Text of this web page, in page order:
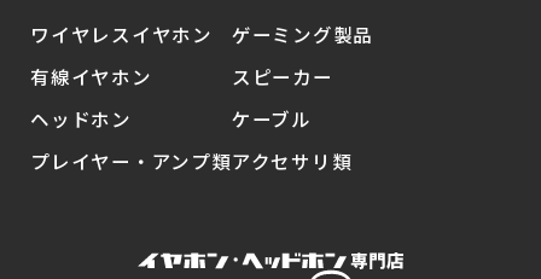
ワイヤレスイヤホン
有線イヤホン
ヘッドホン
プレイヤー・アンプ類
ゲーミング製品
スピーカー
ケーブル
アクセサリ類